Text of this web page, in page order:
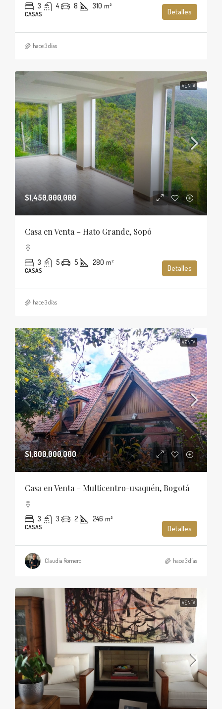
3 4 8 310 m²
CASAS Detalles
hace 3 días
VENTA
$1,450,000,000
Casa en Venta – Hato Grande, Sopó
3 5 5 280 m²
CASAS Detalles
hace 3 días
VENTA
$1,800,000,000
Casa en Venta – Multicentro-usaquén, Bogotá
3 3 2 246 m²
CASAS Detalles
Claudia Romero hace 3 días
VENTA